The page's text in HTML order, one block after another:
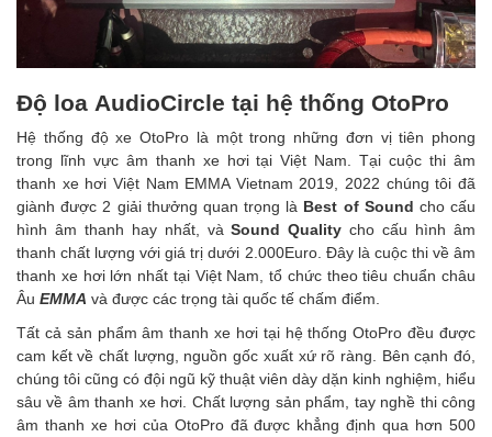
Độ loa AudioCircle tại hệ thống OtoPro
Hệ thống độ xe OtoPro là một trong những đơn vị tiên phong
trong lĩnh vực âm thanh xe hơi tại Việt Nam. Tại cuộc thi âm
thanh xe hơi Việt Nam EMMA Vietnam 2019, 2022 chúng tôi đã
giành được 2 giải thưởng quan trọng là Best of Sound cho cấu
hình âm thanh hay nhất, vàSound Quality cho cấu hình âm
thanh chất lượng với giá trị dưới 2.000Euro. Đây là cuộc thi về âm
thanh xe hơi lớn nhất tại Việt Nam, tổ chức theo tiêu chuẩn châu
Âu EMMA và được các trọng tài quốc tế chấm điểm.
Tất cả sản phẩm âm thanh xe hơi tại hệ thống OtoPro đều được
cam kết về chất lượng, nguồn gốc xuất xứ rõ ràng. Bên cạnh đó,
chúng tôi cũng có đội ngũ kỹ thuật viên dày dặn kinh nghiệm, hiểu
sâu về âm thanh xe hơi. Chất lượng sản phẩm, tay nghề thi công
âm thanh xe hơi của OtoPro đã được khẳng định qua hơn 500